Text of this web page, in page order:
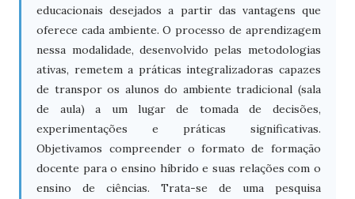
educacionais desejados a partir das vantagens que
oferece cada ambiente. O processo de aprendizagem
nessa modalidade, desenvolvido pelas metodologias
ativas, remetem a práticas integralizadoras capazes
de transpor os alunos do ambiente tradicional (sala
de aula) a um lugar de tomada de decisões,
experimentações e práticas significativas.
Objetivamos compreender o formato de formação
docente para o ensino híbrido e suas relações com o
ensino de ciências. Trata-se de uma pesquisa